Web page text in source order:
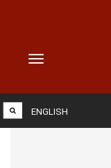
Toggle
ENGLISH